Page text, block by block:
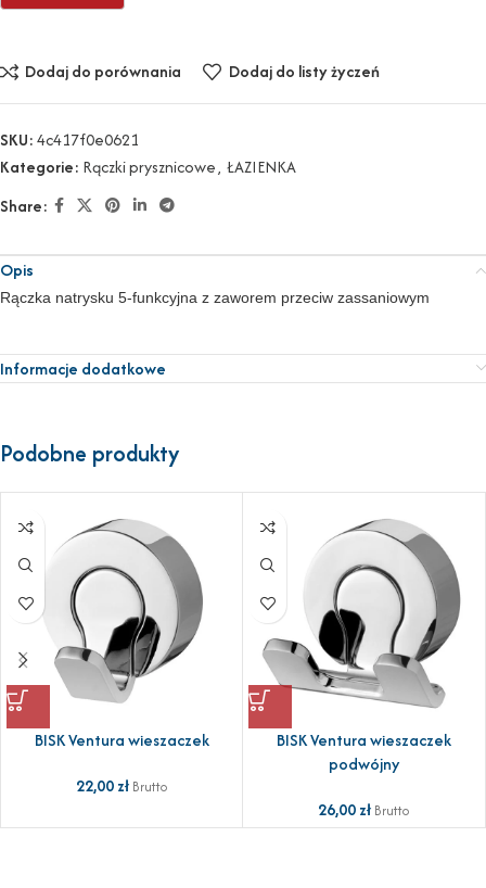
Dodaj do porównania Dodaj do listy życzeń
SKU:4c417f0e0621
Kategorie: Rączki prysznicowe, ŁAZIENKA
Share:
Opis
Rączka natrysku 5-funkcyjna z zaworem przeciw zassaniowym
Informacje dodatkowe
Podobne produkty
BISK Ventura wieszaczek
22,00zł Brutto
BISK Ventura wieszaczek
podwójny
26,00zł Brutto